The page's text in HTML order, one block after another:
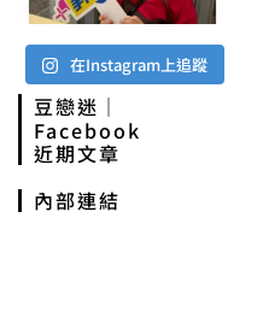
在Instagram上追蹤
豆戀迷｜
Facebook
近期文章
內部連結